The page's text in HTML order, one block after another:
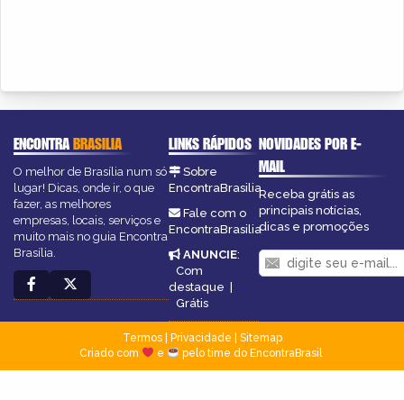
ENCONTRABRASILIA
O melhor de Brasília num só
lugar! Dicas, onde ir, o que
fazer, as melhores
empresas, locais, serviços e
muito mais no guia Encontra
Brasília.
LINKS RÁPIDOS
Sobre
EncontraBrasilia
Fale com o
EncontraBrasilia
ANUNCIE:
Com
destaque |
Grátis
NOVIDADES POR E-
MAIL
Receba grátis as
principais notícias,
dicas e promoções
Termos| Privacidade
Sitemap
Criado com
e pelo time do EncontraBrasil